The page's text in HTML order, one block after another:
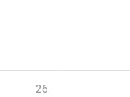
26